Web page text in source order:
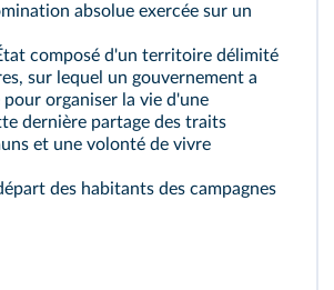
absolue exercée sur un
composé d'un territoire délimité
sur lequel un gouvernement a
organiser la vie d'une
dernière partage des traits
et une volonté de vivre
des habitants des campagnes